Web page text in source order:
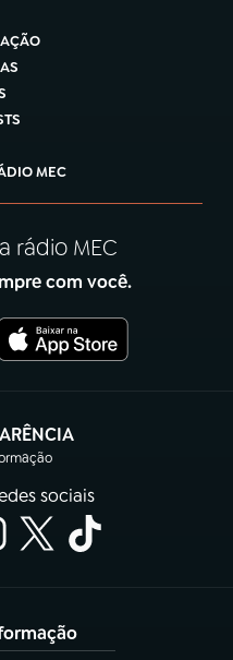
MEC
rádio MEC
com você.
em nova aba)
sociais